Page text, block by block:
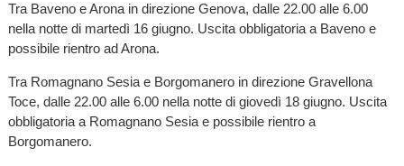
Tra Baveno e Arona in direzione Genova, dalle 22.00 alle 6.00
nella notte di martedì 16 giugno. Uscita obbligatoria a Baveno e
possibile rientro ad Arona.
Tra Romagnano Sesia e Borgomanero in direzione Gravellona
Toce, dalle 22.00 alle 6.00 nella notte di giovedì 18 giugno. Uscita
obbligatoria a Romagnano Sesia e possibile rientro a
Borgomanero.